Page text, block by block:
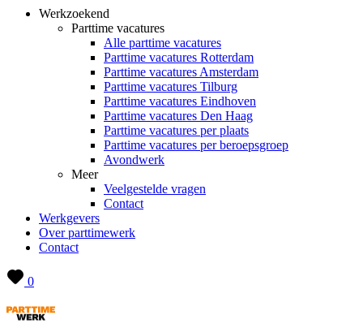
Werkzoekend
Parttime vacatures
Alle parttime vacatures
Parttime vacatures Rotterdam
Parttime vacatures Amsterdam
Parttime vacatures Tilburg
Parttime vacatures Eindhoven
Parttime vacatures Den Haag
Parttime vacatures per plaats
Parttime vacatures per beroepsgroep
Avondwerk
Meer
Veelgestelde vragen
Contact
Werkgevers
Over parttimewerk
Contact
0